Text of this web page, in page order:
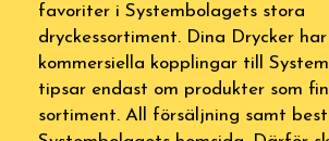
favoriter i Systembolagets stora
dryckessortiment. Dina Drycker
kommersiella kopplingar till
tipsar endast om produkter som
sortiment. All försäljning samt